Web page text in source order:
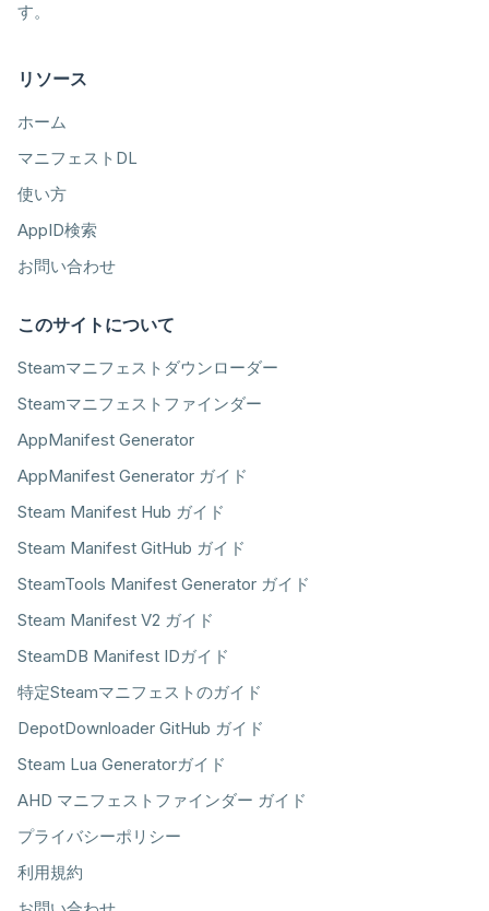
す。
リソース
ホーム
マニフェストDL
使い方
AppID検索
お問い合わせ
このサイトについて
Steamマニフェストダウンローダー
Steamマニフェストファインダー
AppManifest Generator
AppManifest Generator ガイド
Steam Manifest Hub ガイド
Steam Manifest GitHub ガイド
SteamTools Manifest Generator ガイド
Steam Manifest V2 ガイド
SteamDB Manifest IDガイド
特定Steamマニフェストのガイド
DepotDownloader GitHub ガイド
Steam Lua Generatorガイド
AHD マニフェストファインダー ガイド
プライバシーポリシー
利用規約